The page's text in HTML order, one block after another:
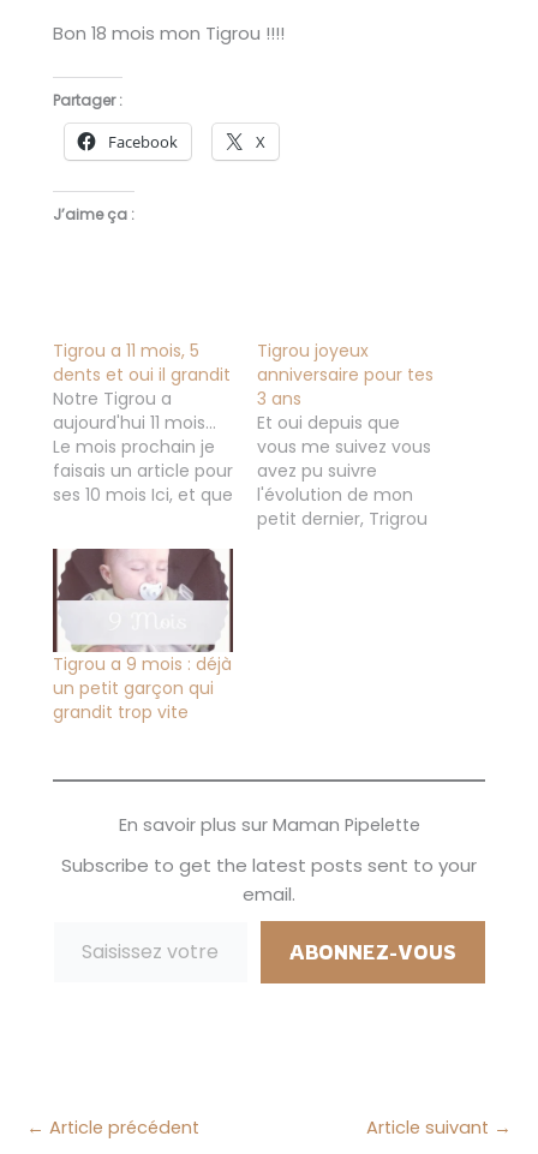
Bon 18 mois mon Tigrou !!!!
Partager :
Facebook X
J’aime ça :
Tigrou a 11 mois, 5
dents et oui il grandit
Notre Tigrou a
aujourd'hui 11 mois...
Le mois prochain je
faisais un article pour
ses 10 mois Ici, et que
seulement un mois.
Tigrou a maintenant
5 dents et se
déplace dans la
maison à quatre
pattes où à deux
avec son
pousse/pousse, il
Tigrou joyeux
anniversaire pour tes
3 ans
Et oui depuis que
vous me suivez vous
avez pu suivre
l'évolution de mon
petit dernier, Trigrou
maintenant il a déjà
Tigrou a 9 mois : déjà
un petit garçon qui
grandit trop vite
En savoir plus sur Maman Pipelette
Subscribe to get the latest posts sent to your
email.
ABONNEZ-VOUS
← Article précédent Article suivant →